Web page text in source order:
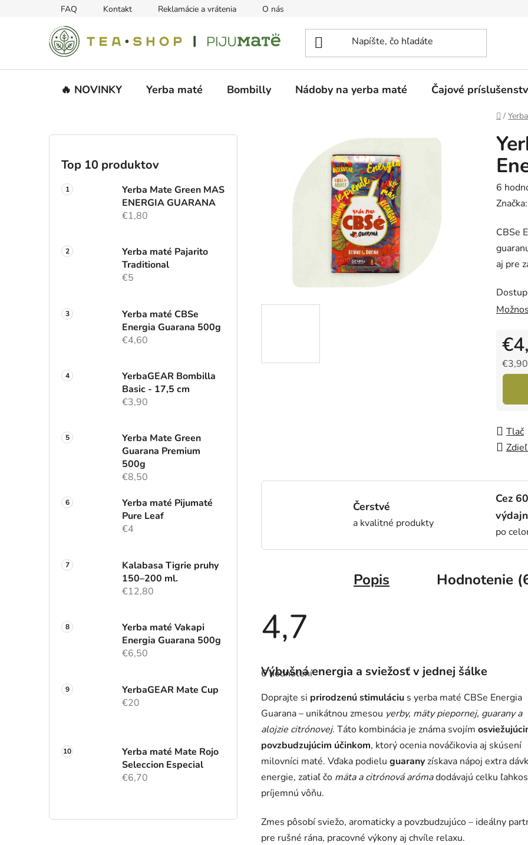
FAQ Kontakt Reklamácie a vrátenia O nás
🔥 NOVINKY Yerba maté Bombilly Nádoby na yerba maté Čajové
Domov
/
Top 10 produktov
Yerba Mate Green MAS
ENERGIA GUARANA
€1,80
Yerba maté Pajarito
Traditional
€5
Yerba maté CBSe
Energia Guarana 500g
€4,60
YerbaGEAR Bombilla
Basic - 17,5 cm
€3,90
Yerba Mate Green
Guarana Premium
500g
€8,50
Yerba maté Pijumaté
Pure Leaf
€4
Kalabasa Tigrie pruhy
150–200 ml.
€12,80
Yerba maté Vakapi
Energia Guarana 500g
€6,50
YerbaGEAR Mate Cup
€20
Yerba maté Mate Rojo
Seleccion Especial
€6,70
je
4,7
z
6
CBSe
aj pre
Tlač
Čerstvé
a kvalitné produkty
Cez
po
Popis Hodnotenie
4,7
hodnotenie
produktu
4,7
z
5
hviezdičiek.
6 hodnotení
Výbušná energia a sviežosť v jednej šálke
Doprajte si prirodzenú stimuláciu s yerba maté CBSe Energia
Guarana – unikátnou zmesou yerby, mäty piepornej, guarany a
alojzie citrónovej. Táto kombinácia je známa svojím
povzbudzujúcim účinkom, ktorý ocenia nováčikovia aj skúsení
milovníci maté. Vďaka podielu guaranyzískava nápoj extra
energie, zatiaľ čo mäta a citrónová arómadodávajú celku
príjemnú vôňu.
Zmes pôsobí sviežo, aromaticky a povzbudzujúco – ideálny
pre rušné rána, pracovné výkony aj chvíle relaxu.